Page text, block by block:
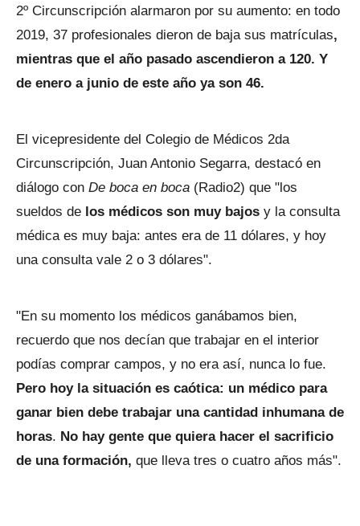
2º Circunscripción alarmaron por su aumento: en todo
2019, 37 profesionales dieron de baja sus matrículas,
mientras que el año pasado ascendieron a 120. Y
de enero a junio de este año ya son 46.
El vicepresidente del Colegio de Médicos 2da
Circunscripción, Juan Antonio Segarra, destacó en
diálogo con De boca en boca (Radio2) que "los
sueldos de los médicos son muy bajos y la consulta
médica es muy baja: antes era de 11 dólares, y hoy
una consulta vale 2 o 3 dólares".
"En su momento los médicos ganábamos bien,
recuerdo que nos decían que trabajar en el interior
podías comprar campos, y no era así, nunca lo fue.
Pero hoy la situación es caótica: un médico para
ganar bien debe trabajar una cantidad inhumana de
horas. No hay gente que quiera hacer el sacrificio
de una formación, que lleva tres o cuatro años más".